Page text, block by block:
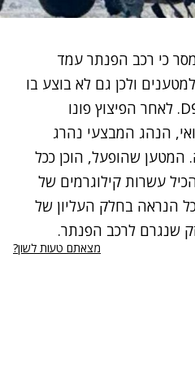
כי ⁠רכב הפנתר עמד
ולכן גם לא בוצע בו
חישוף באמצעות שופל או D9. לאחר הפיצוץ פונו
הנהג המבצעי נהרג
שהופעל, הוכן ככל
עשרות קילוגרמים של
הנראה בחלק העליון של
שנגרם לרכב הפנתר.
מצאתם טעות לשון?